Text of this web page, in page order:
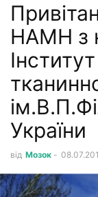
НАМН з
України
від Мозок -